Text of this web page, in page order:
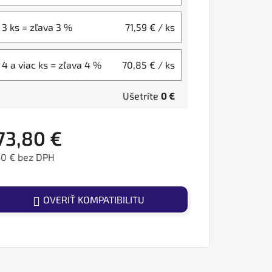
3 ks = zľava 3 % 71,59 € / ks
4 a viac ks = zľava 4 % 70,85 € / ks
Ušetríte 0 €
€
€ bez DPH
OVERIŤ KOMPATIBILITU